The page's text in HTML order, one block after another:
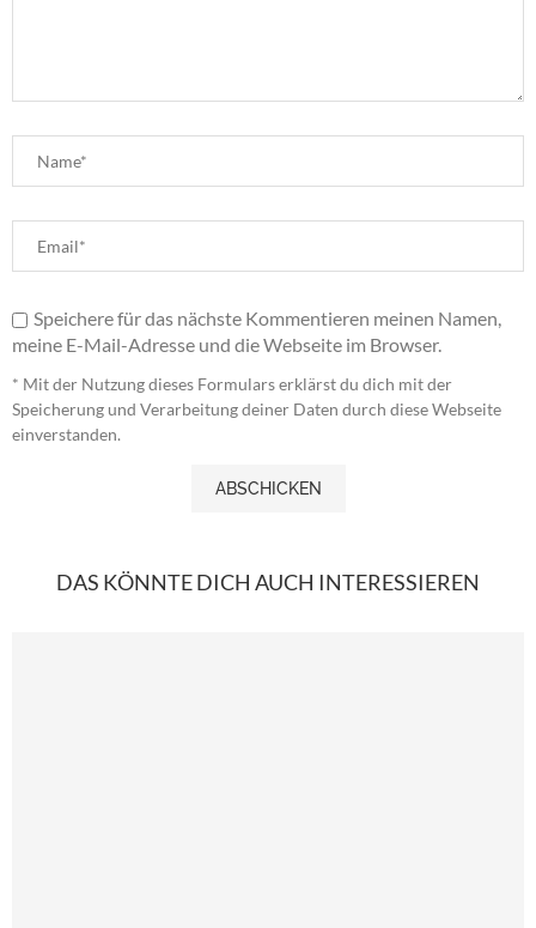
Speichere für das nächste Kommentieren meinen Namen,
meine E-Mail-Adresse und die Webseite im Browser.
* Mit der Nutzung dieses Formulars erklärst du dich mit der
Speicherung und Verarbeitung deiner Daten durch diese Webseite
einverstanden.
DAS KÖNNTE DICH AUCH INTERESSIEREN